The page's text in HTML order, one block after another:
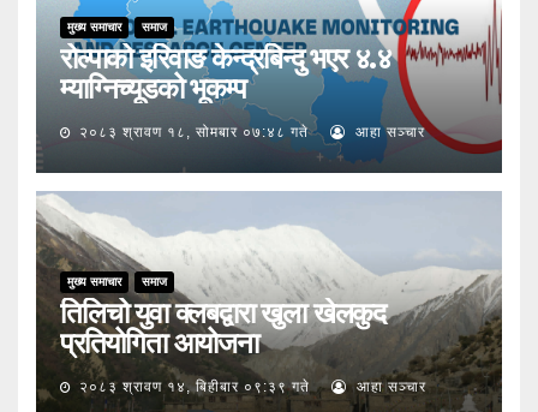
मुख्य समाचार समाज
रोल्पाको इरिवाङ केन्द्रबिन्दु भएर ४.४
म्याग्निच्यूडको भूकम्प
२०८३ श्रावण १८, सोमबार ०७:४८ गते आहा सञ्चार
मुख्य समाचार समाज
तिलिचो युवा क्लबद्वारा खुला खेलकुद
प्रतियोगिता आयोजना
२०८३ श्रावण १४, बिहीबार ०९:३९ गते आहा सञ्चार